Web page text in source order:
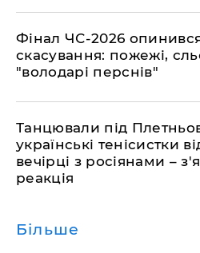
​Фінал ЧС-2026
скасування: пожежі,
"володарі перснів"
​Танцювали під
українські тенісистки
вечірці з росіянами –
реакція
Більше